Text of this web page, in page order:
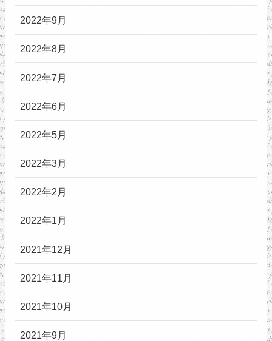
2022年9月
2022年8月
2022年7月
2022年6月
2022年5月
2022年3月
2022年2月
2022年1月
2021年12月
2021年11月
2021年10月
2021年9月